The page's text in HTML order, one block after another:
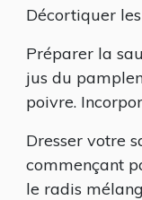
Décortiquer
Préparer la
jus du
poivre.
Dresser votre
commençant
le radis